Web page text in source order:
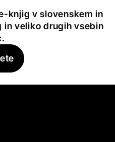
knjig v slovenskem in
in veliko drugih vsebin